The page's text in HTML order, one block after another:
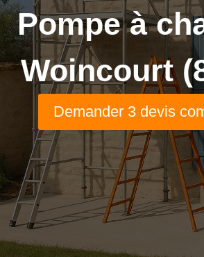
Pompe à
Woincourt
Demander 3 devis